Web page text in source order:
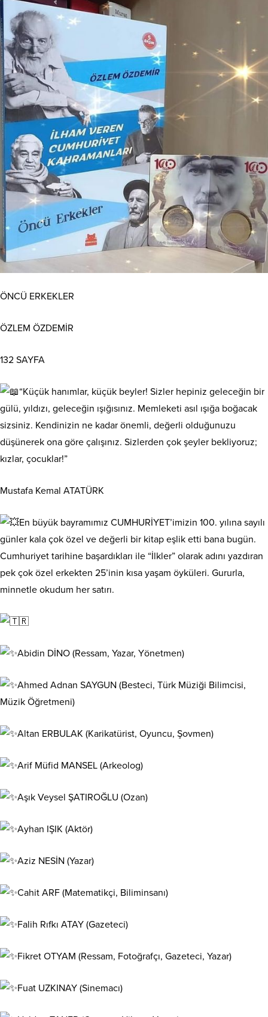
ÖNCÜ ERKEKLER
ÖZLEM ÖZDEMİR
132 SAYFA
“Küçük hanımlar, küçük beyler! Sizler hepiniz geleceğin bir
gülü, yıldızı, geleceğin ışığısınız. Memleketi asıl ışığa boğacak
sizsiniz. Kendinizin ne kadar önemli, değerli olduğunuzu
düşünerek ona göre çalışınız. Sizlerden çok şeyler bekliyoruz;
kızlar, çocuklar!”
Mustafa Kemal ATATÜRK
En büyük bayramımız CUMHURİYET’imizin 100. yılına sayılı
günler kala çok özel ve değerli bir kitap eşlik etti bana bugün.
Cumhuriyet tarihine başardıkları ile “İlkler” olarak adını yazdıran
pek çok özel erkekten 25’inin kısa yaşam öyküleri. Gururla,
minnetle okudum her satırı.
Abidin DİNO (Ressam, Yazar, Yönetmen)
Ahmed Adnan SAYGUN (Besteci, Türk Müziği Bilimcisi,
Müzik Öğretmeni)
Altan ERBULAK (Karikatürist, Oyuncu, Şovmen)
Arif Müfid MANSEL (Arkeolog)
Aşık Veysel ŞATIROĞLU (Ozan)
Ayhan IŞIK (Aktör)
Aziz NESİN (Yazar)
Cahit ARF (Matematikçi, Biliminsanı)
Falih Rıfkı ATAY (Gazeteci)
Fikret OTYAM (Ressam, Fotoğrafçı, Gazeteci, Yazar)
Fuat UZKINAY (Sinemacı)